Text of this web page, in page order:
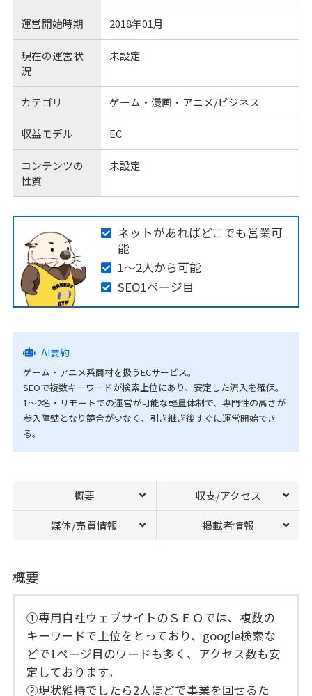
運営開始時期 2018年01月
現在の運営状
況
未設定
カテゴリ ゲーム・漫画・アニメ/ビジネス
収益モデル EC
コンテンツの
性質
未設定
ネットがあればどこでも営業可
能
1～2人から可能
SEO1ページ目
AI要約
ゲーム・アニメ系商材を扱うECサービス。
SEOで複数キーワードが検索上位にあり、安定した流入を確保。
1〜2名・リモートでの運営が可能な軽量体制で、専門性の高さが
参入障壁となり競合が少なく、引き継ぎ後すぐに運営開始でき
る。
概要 収支/アクセス
媒体/売買情報 掲載者情報
概要
①専用自社ウェブサイトのＳＥＯでは、複数の
キーワードで上位をとっており、google検索な
どで1ページ目のワードも多く、アクセス数も安
定しております。
②現状維持でしたら2人ほどで事業を回せるた